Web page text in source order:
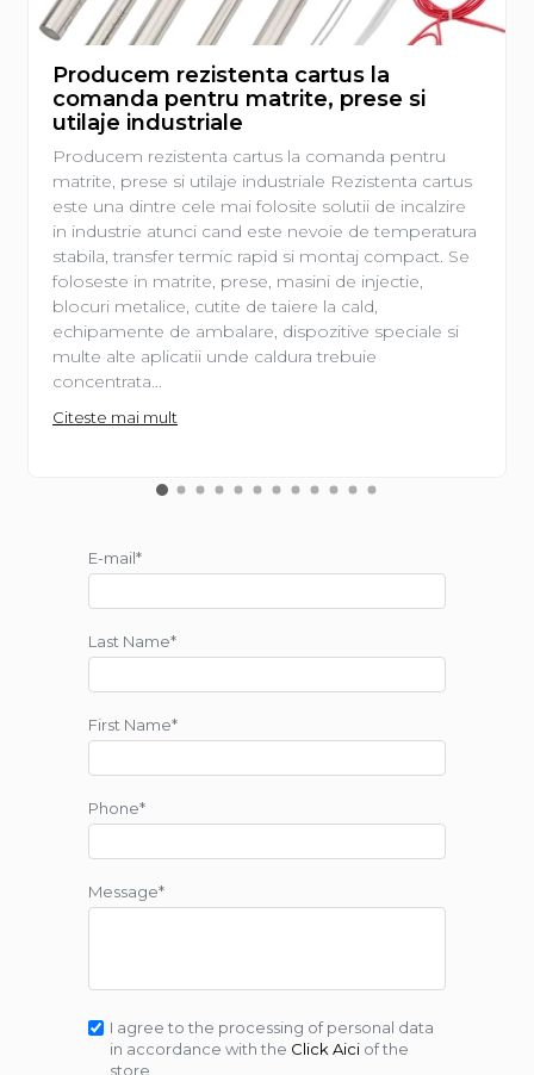
Producem rezistenta cartus la
comanda pentru matrite, prese si
utilaje industriale
Producem rezistenta cartus la comanda pentru
matrite, prese si utilaje industriale Rezistenta cartus
este una dintre cele mai folosite solutii de incalzire
in industrie atunci cand este nevoie de temperatura
stabila, transfer termic rapid si montaj compact. Se
foloseste in matrite, prese, masini de injectie,
blocuri metalice, cutite de taiere la cald,
echipamente de ambalare, dispozitive speciale si
multe alte aplicatii unde caldura trebuie
concentrata...
Citeste mai mult
E-mail*
Last Name*
First Name*
Phone*
Message*
I agree to the processing of personal data
in accordance with the Click Aici of the
store